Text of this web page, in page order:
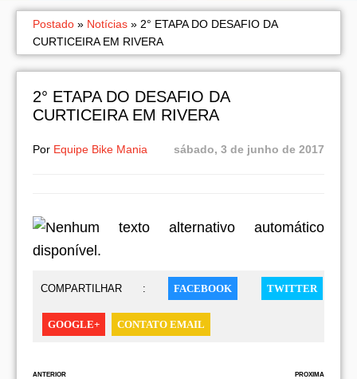
Postado » Notícias » 2° ETAPA DO DESAFIO DA
CURTICEIRA EM RIVERA
2° ETAPA DO DESAFIO DA
CURTICEIRA EM RIVERA
Por Equipe Bike Mania sábado, 3 de junho de 2017
COMPARTILHAR : FACEBOOK TWITTER
GOOGLE+ CONTATO EMAIL
ANTERIOR PROXIMA